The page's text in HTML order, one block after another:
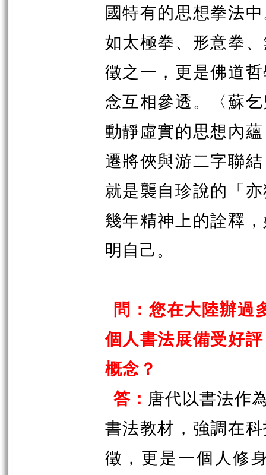
國特有的思想拳法
如太極拳、形意拳
徵之一，更是佛道
念互相參透。〈蘇
動靜虛實的思想內
遷將俠與游二字聯
就是襲自珍說的「
幾年精神上的詮釋
明自己。
問：您在大陸辦過
個人書法展備受好
概念？
答： 唐代以書法作
書法教材，強調在
徵，更是一個人修